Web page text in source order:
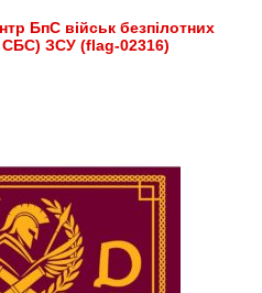
БпС військ безпілотних
ЗСУ (flag-02316)